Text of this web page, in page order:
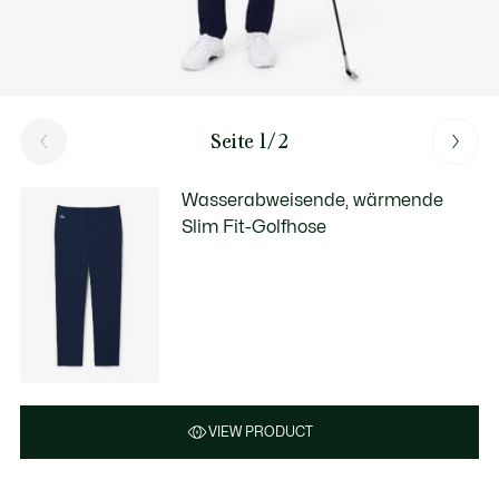
Seite 1/2
Wasserabweisende, wärmende
Slim Fit-Golfhose
VIEW PRODUCT